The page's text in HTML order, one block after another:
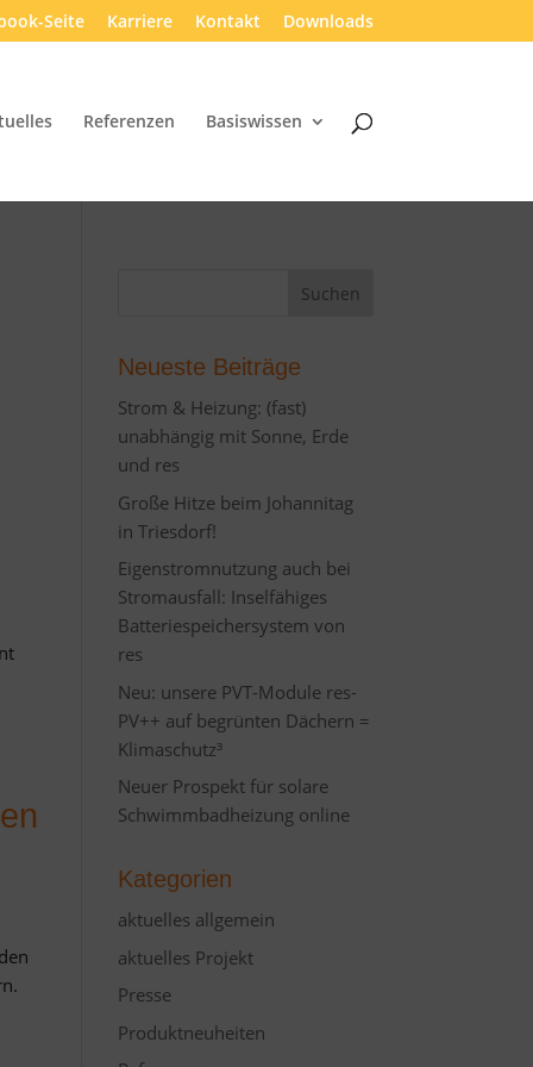
Seite Karriere Kontakt Downloads
Referenzen Basiswissen
Neueste Beiträge
Strom & Heizung: (fast)
unabhängig mit Sonne, Erde
und res
Große Hitze beim Johannitag
in Triesdorf!
Eigenstromnutzung auch bei
Stromausfall: Inselfähiges
Batteriespeichersystem von
res
Neu: unsere PVT-Module res-
PV++ auf begrünten Dächern =
Klimaschutz³
Neuer Prospekt für solare
Schwimmbadheizung online
Kategorien
aktuelles allgemein
aktuelles Projekt
Presse
Produktneuheiten